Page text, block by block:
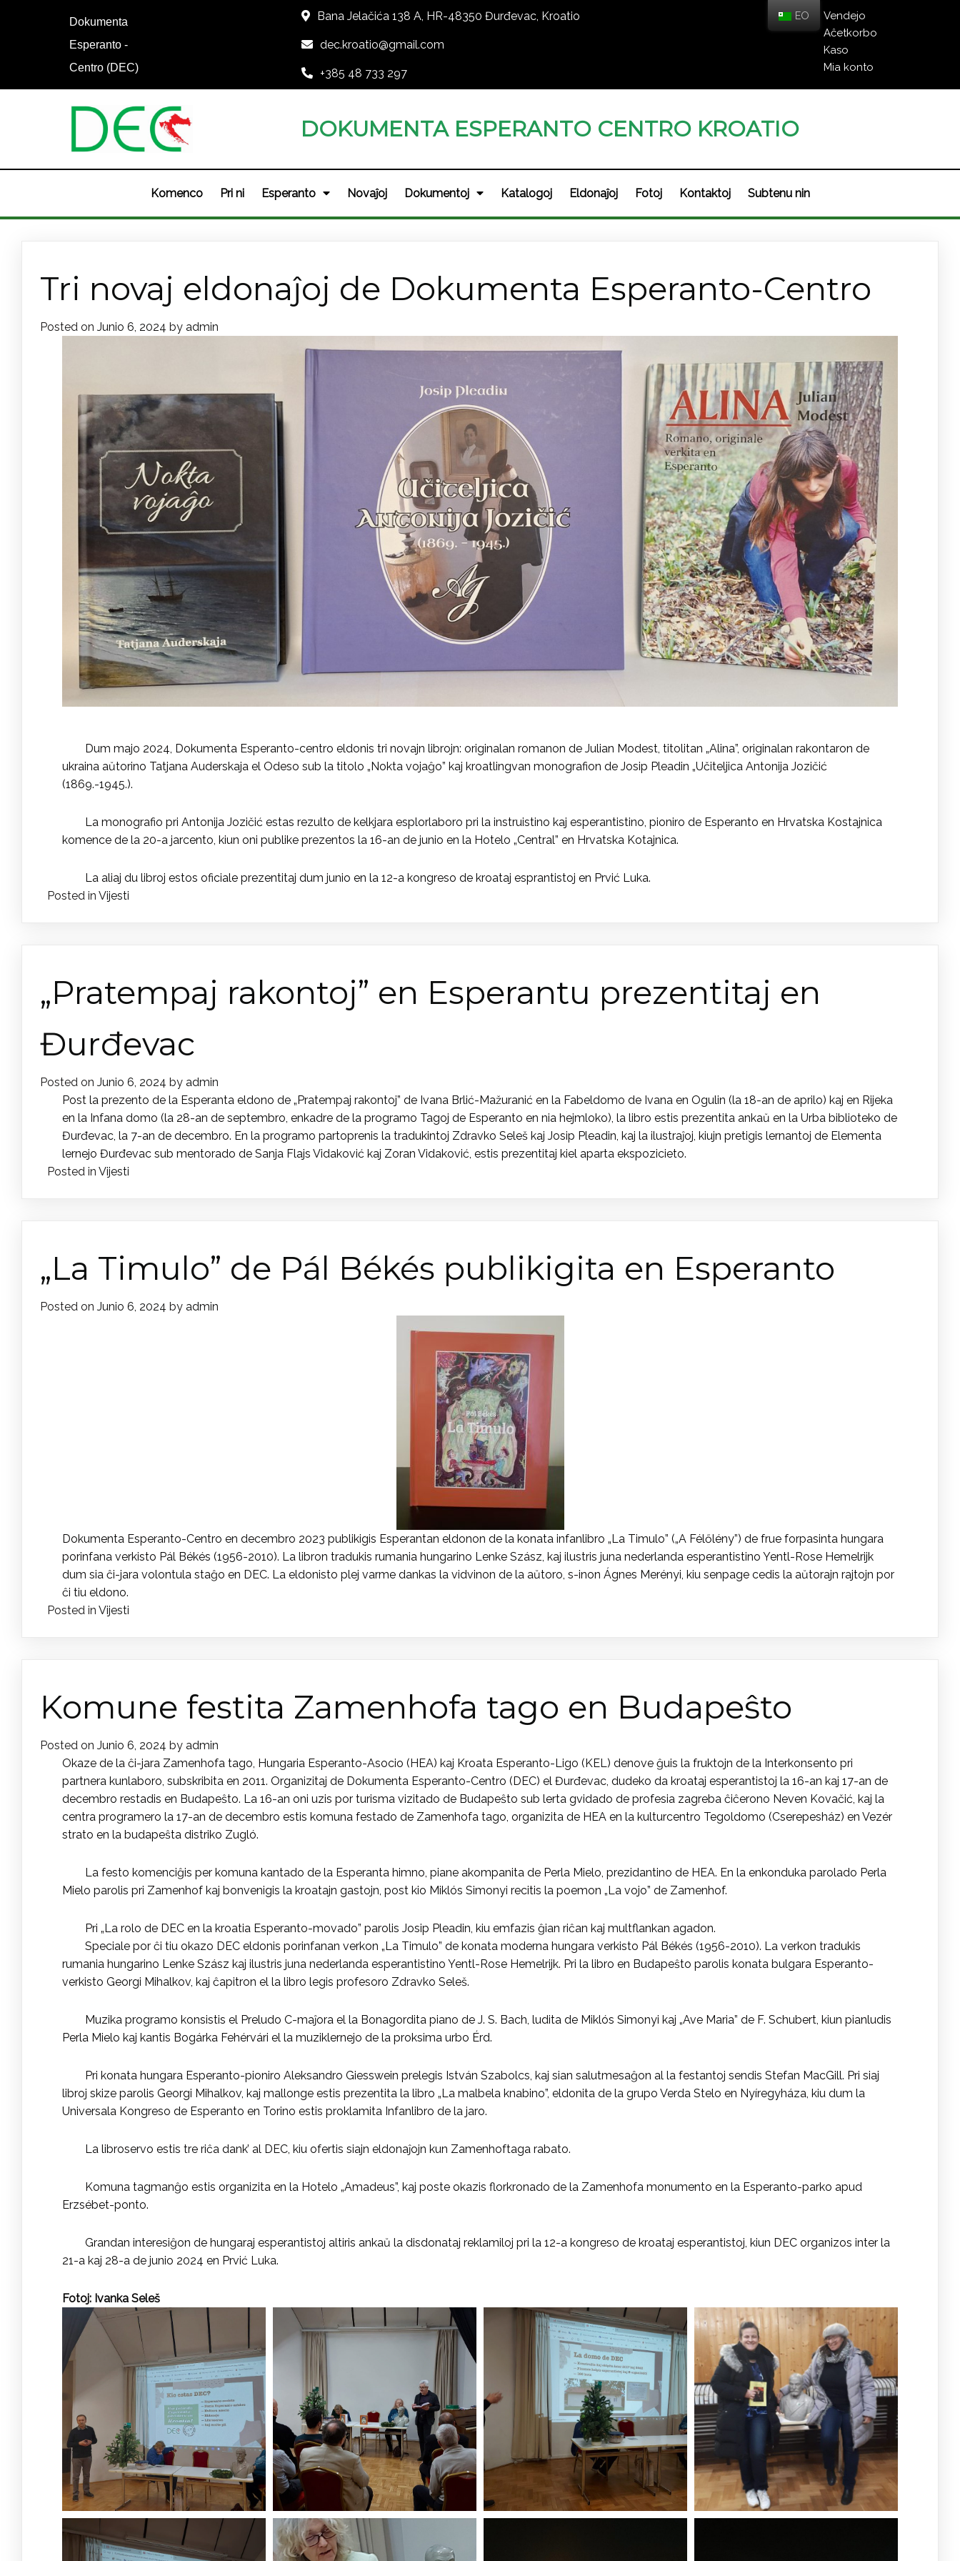
Dokumenta
Esperanto -
Centro (DEC)
Bana Jelačića 138 A, HR-48350 Đurđevac, Kroatio
dec.kroatio@gmail.com
+385 48 733 297
Vendejo
Aĉetkorbo
Kaso
Mia konto
DOKUMENTA ESPERANTO CENTRO KROATIO
Komenco Pri ni Esperanto Novaĵoj Dokumentoj Katalogoj Eldonaĵoj Fotoj Kontaktoj Subtenu nin
Tri novaj eldonaĵoj de Dokumenta Esperanto-Centro
Posted on Junio 6, 2024 by admin
Dum majo 2024, Dokumenta Esperanto-centro eldonis tri novajn librojn: originalan romanon de Julian Modest, titolitan „Alina”, originalan rakontaron de
ukraina aŭtorino Tatjana Auderskaja el Odeso sub la titolo „Nokta vojaĝo” kaj kroatlingvan monografion de Josip Pleadin „Učiteljica Antonija Jozičić
(1869.-1945.).
La monografio pri Antonija Jozičić estas rezulto de kelkjara esplorlaboro pri la instruistino kaj esperantistino, pioniro de Esperanto en Hrvatska Kostajnica
komence de la 20-a jarcento, kiun oni publike prezentos la 16-an de junio en la Hotelo „Central” en Hrvatska Kotajnica.
La aliaj du libroj estos oficiale prezentitaj dum junio en la 12-a kongreso de kroataj esprantistoj en Prvić Luka.
Posted in Vijesti
„Pratempaj rakontoj” en Esperantu prezentitaj en
Đurđevac
Posted on Junio 6, 2024 by admin
Post la prezento de la Esperanta eldono de „Pratempaj rakontoj” de Ivana Brlić-Mažuranić en la Fabeldomo de Ivana en Ogulin (la 18-an de aprilo) kaj en Rijeka
en la Infana domo (la 28-an de septembro, enkadre de la programo Tagoj de Esperanto en nia hejmloko), la libro estis prezentita ankaŭ en la Urba biblioteko de
Đurđevac, la 7-an de decembro. En la programo partoprenis la tradukintoj Zdravko Seleš kaj Josip Pleadin, kaj la ilustraĵoj, kiujn pretigis lernantoj de Elementa
lernejo Đurđevac sub mentorado de Sanja Flajs Vidaković kaj Zoran Vidaković, estis prezentitaj kiel aparta ekspozicieto.
Posted in Vijesti
„La Timulo” de Pál Békés publikigita en Esperanto
Posted on Junio 6, 2024 by admin
Dokumenta Esperanto-Centro en decembro 2023 publikigis Esperantan eldonon de la konata infanlibro „La Timulo” („A Félőlény”) de frue forpasinta hungara
porinfana verkisto Pál Békés (1956-2010). La libron tradukis rumania hungarino Lenke Szász, kaj ilustris juna nederlanda esperantistino Yentl-Rose Hemelrijk
dum sia ĉi-jara volontula staĝo en DEC. La eldonisto plej varme dankas la vidvinon de la aŭtoro, s-inon Ágnes Merényi, kiu senpage cedis la aŭtorajn rajtojn por
ĉi tiu eldono.
Posted in Vijesti
Komune festita Zamenhofa tago en Budapeŝto
Posted on Junio 6, 2024 by admin
Okaze de la ĉi-jara Zamenhofa tago, Hungaria Esperanto-Asocio (HEA) kaj Kroata Esperanto-Ligo (KEL) denove ĝuis la fruktojn de la Interkonsento pri
partnera kunlaboro, subskribita en 2011. Organizitaj de Dokumenta Esperanto-Centro (DEC) el Đurđevac, dudeko da kroataj esperantistoj la 16-an kaj 17-an de
decembro restadis en Budapeŝto. La 16-an oni uzis por turisma vizitado de Budapeŝto sub lerta gvidado de profesia zagreba ĉiĉerono Neven Kovačić, kaj la
centra programero la 17-an de decembro estis komuna festado de Zamenhofa tago, organizita de HEA en la kulturcentro Tegoldomo (Cserepesház) en Vezér
strato en la budapeŝta distriko Zugló.
La festo komenciĝis per komuna kantado de la Esperanta himno, piane akompanita de Perla Mielo, prezidantino de HEA. En la enkonduka parolado Perla
Mielo parolis pri Zamenhof kaj bonvenigis la kroatajn gastojn, post kio Miklós Simonyi recitis la poemon „La vojo” de Zamenhof.
Pri „La rolo de DEC en la kroatia Esperanto-movado” parolis Josip Pleadin, kiu emfazis ĝian riĉan kaj multflankan agadon.
Speciale por ĉi tiu okazo DEC eldonis porinfanan verkon „La Timulo” de konata moderna hungara verkisto Pál Békés (1956-2010). La verkon tradukis
rumania hungarino Lenke Szász kaj ilustris juna nederlanda esperantistino Yentl-Rose Hemelrijk. Pri la libro en Budapeŝto parolis konata bulgara Esperanto-
verkisto Georgi Mihalkov, kaj ĉapitron el la libro legis profesoro Zdravko Seleš.
Muzika programo konsistis el Preludo C-maĵora el la Bonagordita piano de J. S. Bach, ludita de Miklós Simonyi kaj „Ave Maria” de F. Schubert, kiun pianludis
Perla Mielo kaj kantis Bogárka Fehérvári el la muziklernejo de la proksima urbo Érd.
Pri konata hungara Esperanto-pioniro Aleksandro Giesswein prelegis István Szabolcs, kaj sian salutmesaĝon al la festantoj sendis Stefan MacGill. Pri siaj
libroj skize parolis Georgi Mihalkov, kaj mallonge estis prezentita la libro „La malbela knabino”, eldonita de la grupo Verda Stelo en Nyíregyháza, kiu dum la
Universala Kongreso de Esperanto en Torino estis proklamita Infanlibro de la jaro.
La libroservo estis tre riĉa dank’ al DEC, kiu ofertis siajn eldonaĵojn kun Zamenhoftaga rabato.
Komuna tagmanĝo estis organizita en la Hotelo „Amadeus”, kaj poste okazis florkronado de la Zamenhofa monumento en la Esperanto-parko apud
Erzsébet-ponto.
Grandan interesiĝon de hungaraj esperantistoj altiris ankaŭ la disdonataj reklamiloj pri la 12-a kongreso de kroataj esperantistoj, kiun DEC organizos inter la
21-a kaj 28-a de junio 2024 en Prvić Luka.
Fotoj: Ivanka Seleš
EO